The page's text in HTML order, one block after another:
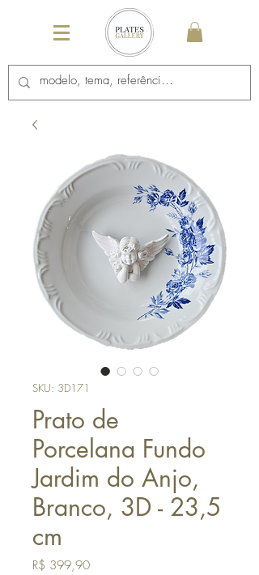
SKU: 3D171
Prato de
Porcelana Fundo
Jardim do Anjo,
Branco, 3D - 23,5
cm
R$ 399,90Preço